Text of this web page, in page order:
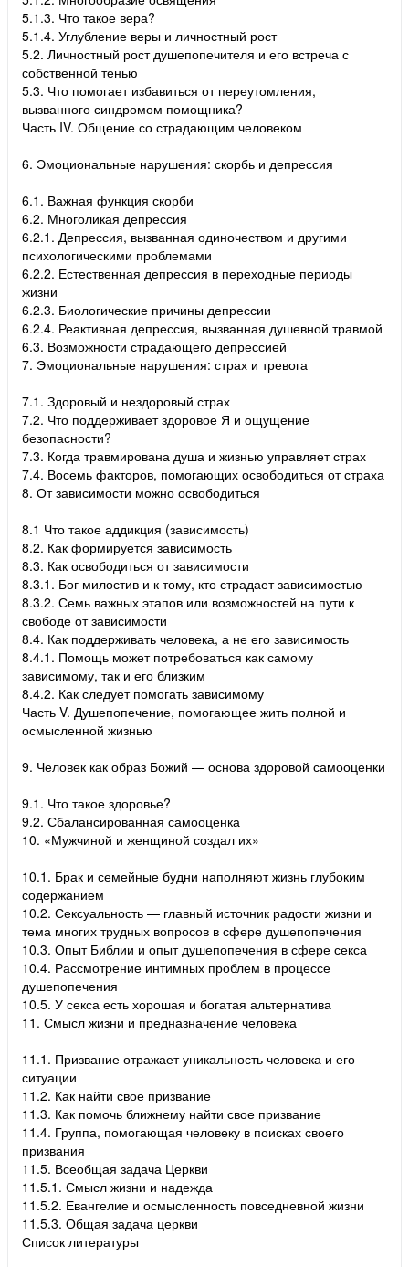
5.1.3. Что такое вера?
5.1.4. Углубление веры и личностный рост
5.2. Личностный рост душепопечителя и его встреча с
собственной тенью
5.3. Что помогает избавиться от переутомления,
вызванного синдромом помощника?
Часть IV. Общение со страдающим человеком
6. Эмоциональные нарушения: скорбь и депрессия
6.1. Важная функция скорби
6.2. Многоликая депрессия
6.2.1. Депрессия, вызванная одиночеством и другими
психологическими проблемами
6.2.2. Естественная депрессия в переходные периоды
жизни
6.2.3. Биологические причины депрессии
6.2.4. Реактивная депрессия, вызванная душевной травмой
6.3. Возможности страдающего депрессией
7. Эмоциональные нарушения: страх и тревога
7.1. Здоровый и нездоровый страх
7.2. Что поддерживает здоровое Я и ощущение
безопасности?
7.3. Когда травмирована душа и жизнью управляет страх
7.4. Восемь факторов, помогающих освободиться от страха
8. От зависимости можно освободиться
8.1 Что такое аддикция (зависимость)
8.2. Как формируется зависимость
8.3. Как освободиться от зависимости
8.3.1. Бог милостив и к тому, кто страдает зависимостью
8.3.2. Семь важных этапов или возможностей на пути к
свободе от зависимости
8.4. Как поддерживать человека, а не его зависимость
8.4.1. Помощь может потребоваться как самому
зависимому, так и его близким
8.4.2. Как следует помогать зависимому
Часть V. Душепопечение, помогающее жить полной и
осмысленной жизнью
9. Человек как образ Божий — основа здоровой самооценки
9.1. Что такое здоровье?
9.2. Сбалансированная самооценка
10. «Мужчиной и женщиной создал их»
10.1. Брак и семейные будни наполняют жизнь глубоким
содержанием
10.2. Сексуальность — главный источник радости жизни и
тема многих трудных вопросов в сфере душепопечения
10.3. Опыт Библии и опыт душепопечения в сфере секса
10.4. Рассмотрение интимных проблем в процессе
душепопечения
10.5. У секса есть хорошая и богатая альтернатива
11. Смысл жизни и предназначение человека
11.1. Призвание отражает уникальность человека и его
ситуации
11.2. Как найти свое призвание
11.3. Как помочь ближнему найти свое призвание
11.4. Группа, помогающая человеку в поисках своего
призвания
11.5. Всеобщая задача Церкви
11.5.1. Смысл жизни и надежда
11.5.2. Евангелие и осмысленность повседневной жизни
11.5.3. Общая задача церкви
Список литературы